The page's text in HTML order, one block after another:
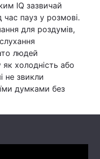
IQ зазвичай
пауз у розмові.
для роздумів,
людей
холодність або
не звикли
думками без